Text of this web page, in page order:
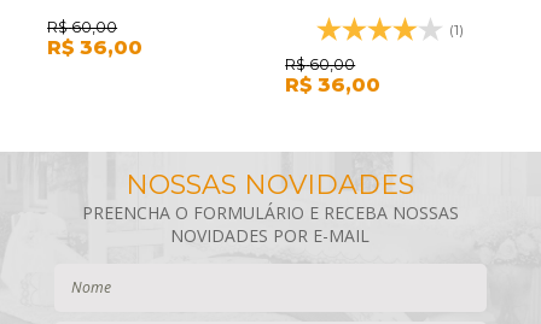
BAMBU 4 PEÇAS AZUL
R$ 60,00
R$ 36,00
BAMBU 4 PEÇAS CARAMELO
(1)
R$ 60,00
R$ 36,00